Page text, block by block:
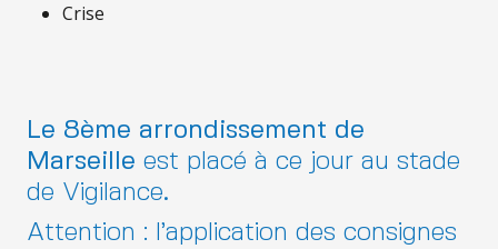
Crise
Le 8ème arrondissement de
Marseille est placé à ce jour au stade
de Vigilance.
Attention : l’application des consignes